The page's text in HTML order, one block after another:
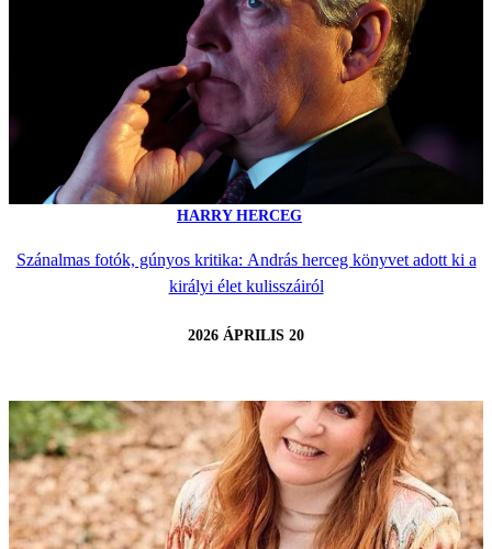
HARRY HERCEG
Szánalmas fotók, gúnyos kritika: András herceg könyvet adott ki a
királyi élet kulisszáiról
2026 ÁPRILIS 20